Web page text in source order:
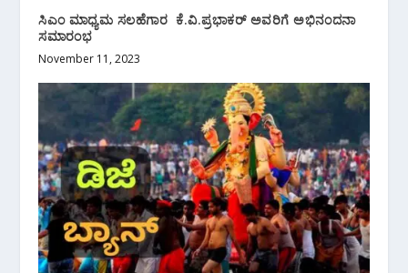
ಸಿಎಂ ಮಾಧ್ಯಮ ಸಲಹೆಗಾರ ಕೆ.ವಿ.ಪ್ರಭಾಕರ್ ಅವರಿಗೆ ಅಭಿನಂದನಾ
ಸಮಾರಂಭ
November 11, 2023